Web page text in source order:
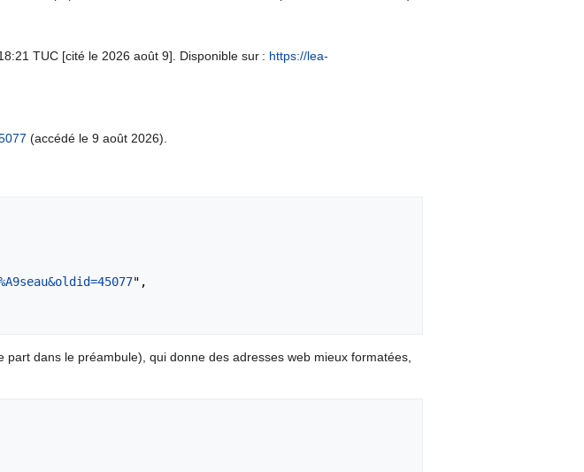
TUC [cité le 2026 août 9]. Disponible sur : https://lea-
(accédé le 9 août 2026).
",
part dans le préambule), qui donne des adresses web mieux formatées,